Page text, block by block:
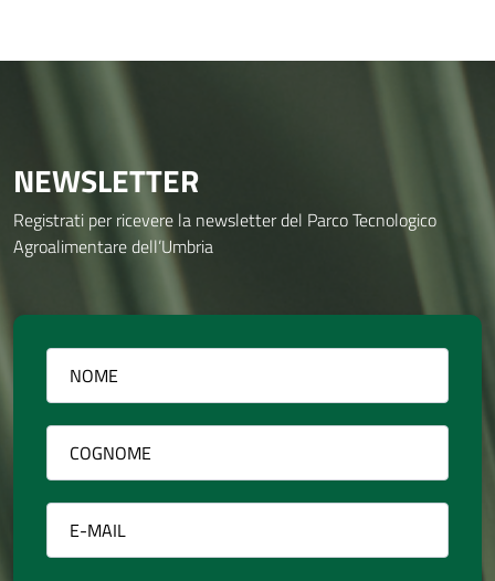
NEWSLETTER
Registrati per ricevere la newsletter del Parco Tecnologico
Agroalimentare dell’Umbria